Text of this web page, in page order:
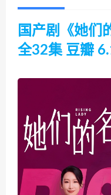
国产剧《她们
全32集 豆瓣